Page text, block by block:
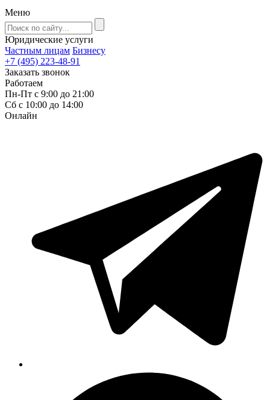
Меню
Юридические услуги
Частным лицам Бизнесу
+7 (495) 223-48-91
Заказать звонок
Работаем
Пн-Пт с 9:00 до 21:00
Сб с 10:00 до 14:00
Онлайн